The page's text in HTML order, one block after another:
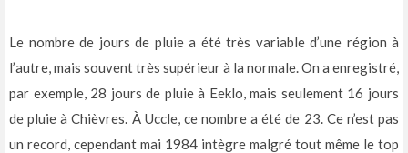
Le nombre de jours de pluie a été très variable d’une région à
l’autre, mais souvent très supérieur à la normale. On a enregistré,
par exemple, 28 jours de pluie à Eeklo, mais seulement 16 jours
de pluie à Chièvres. À Uccle, ce nombre a été de 23. Ce n’est pas
un record, cependant mai 1984 intègre malgré tout même le top